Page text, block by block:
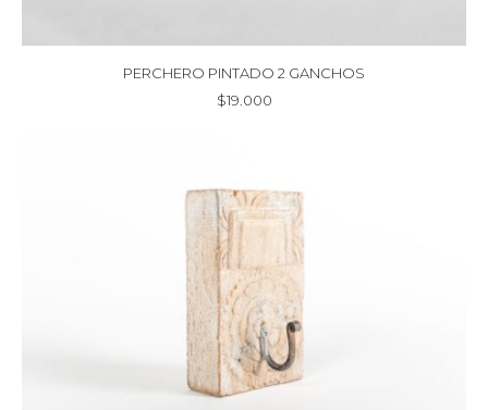
PERCHERO PINTADO 2 GANCHOS
$19.000